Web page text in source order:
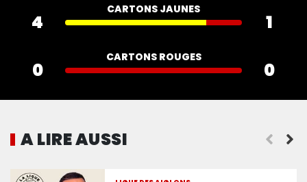
CARTONS JAUNES
4 1
CARTONS ROUGES
0 0
A LIRE AUSSI
Haise : « On est déçu »